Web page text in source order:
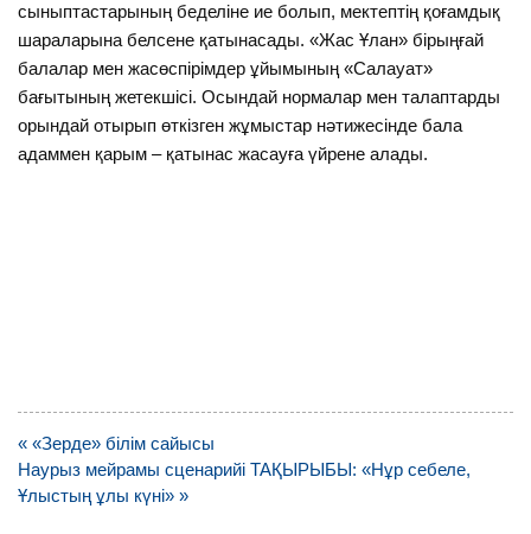
сыныптастарының беделіне ие болып, мектептің қоғамдық
шараларына белсене қатынасады. «Жас Ұлан» бірыңғай
балалар мен жасөспірімдер ұйымының «Салауат»
бағытының жетекшісі. Осындай нормалар мен талаптарды
орындай отырып өткізген жұмыстар нәтижесінде бала
адаммен қарым – қатынас жасауға үйрене алады.
Навигация
по
записям
« «Зерде» білім сайысы
Наурыз мейрамы сценарийі ТАҚЫРЫБЫ: «Нұр себеле,
Ұлыстың ұлы күні» »